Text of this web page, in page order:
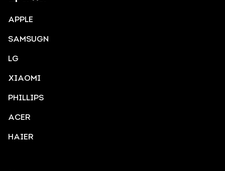
APPLE
SAMSUGN
LG
XIAOMI
PHILLIPS
ACER
HAIER